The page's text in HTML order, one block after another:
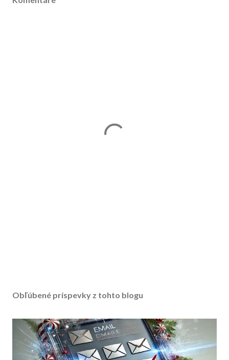
Obľúbené príspevky z tohto blogu